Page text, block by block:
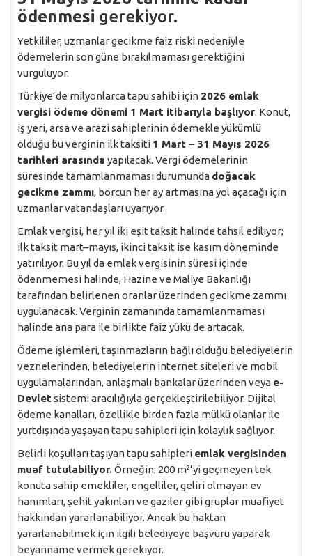
ödenmesi gerekiyor.
Yetkililer, uzmanlar gecikme faiz riski nedeniyle
ödemelerin son güne bırakılmaması gerektiğini
vurguluyor.
Türkiye’de milyonlarca tapu sahibi için 2026 emlak
vergisi ödeme dönemi 1 Mart itibarıyla başlıyor. Konut,
iş yeri, arsa ve arazi sahiplerinin ödemekle yükümlü
olduğu bu verginin ilk taksiti 1 Mart – 31 Mayıs 2026
tarihleri arasında yapılacak. Vergi ödemelerinin
süresinde tamamlanmaması durumunda doğacak
gecikme zammı, borcun her ay artmasına yol açacağı için
uzmanlar vatandaşları uyarıyor.
Emlak vergisi, her yıl iki eşit taksit halinde tahsil ediliyor;
ilk taksit mart–mayıs, ikinci taksit ise kasım döneminde
yatırılıyor. Bu yıl da emlak vergisinin süresi içinde
ödenmemesi halinde, Hazine ve Maliye Bakanlığı
tarafından belirlenen oranlar üzerinden gecikme zammı
uygulanacak. Verginin zamanında tamamlanmaması
halinde ana para ile birlikte faiz yükü de artacak.
Ödeme işlemleri, taşınmazların bağlı olduğu belediyelerin
veznelerinden, belediyelerin internet siteleri ve mobil
uygulamalarından, anlaşmalı bankalar üzerinden veya e-
Devletsistemi aracılığıyla gerçekleştirilebiliyor. Dijital
ödeme kanalları, özellikle birden fazla mülkü olanlar ile
yurtdışında yaşayan tapu sahipleri için kolaylık sağlıyor.
Belirli koşulları taşıyan tapu sahipleri emlak vergisinden
muaf tutulabiliyor.Örneğin; 200 m²’yi geçmeyen tek
konuta sahip emekliler, engelliler, geliri olmayan ev
hanımları, şehit yakınları ve gaziler gibi gruplar muafiyet
hakkından yararlanabiliyor. Ancak bu haktan
yararlanabilmek için ilgili belediyeye başvuru yaparak
beyanname vermek gerekiyor.